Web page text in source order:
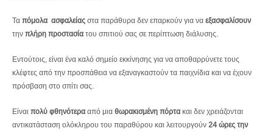
Τα πόμολα ασφαλείας στα παράθυρα δεν επαρκούν για να εξασφαλίσουν
την πλήρη προστασία του σπιτιού σας σε περίπτωση διάλυσης.
Εντούτοις, είναι ένα καλό σημείο εκκίνησης για να αποθαρρύνετε τους
κλέφτες από την προσπάθεια να εξαναγκαστούν τα παιχνίδια και να έχουν
πρόσβαση στο σπίτι σας.
Είναι πολύ φθηνότερα από μια θωρακισμένη πόρτα και δεν χρειάζονται
αντικατάσταση ολόκληρου του παραθύρου και λειτουργούν 24 ώρες την